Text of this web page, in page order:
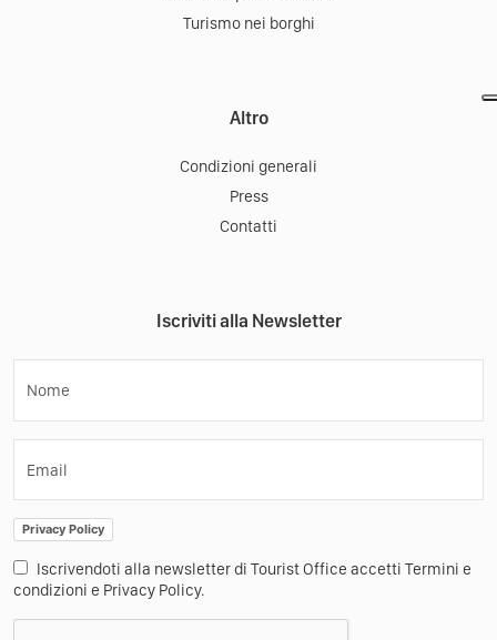
Come Funziona
Altro
Condizioni generali
Nome
Email
Privacy Policy
Iscrivendoti alla newsletter di Tourist Office accetti Termini e